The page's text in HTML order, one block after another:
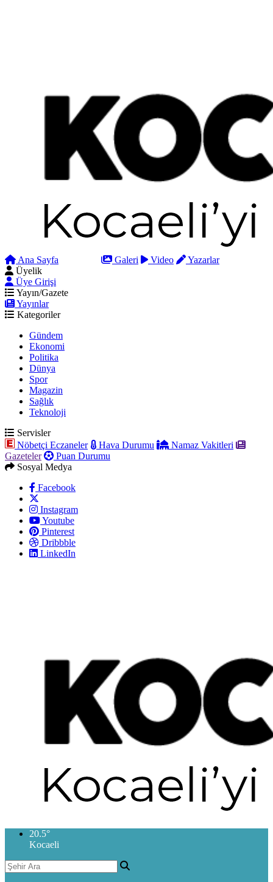
Ana Sayfa Galeri Video
Yazarlar
Üyelik
Üye Girişi
Yayın/Gazete
Yayınlar
Kategoriler
Gündem
Ekonomi
Politika
Dünya
Spor
Magazin
Sağlık
Teknoloji
Servisler
Nöbetçi Eczaneler
Hava Durumu
Namaz Vakitleri
Gazeteler
Puan Durumu
Sosyal Medya
Facebook
Instagram
Youtube
Pinterest
Dribbble
LinkedIn
20.5°
Kocaeli